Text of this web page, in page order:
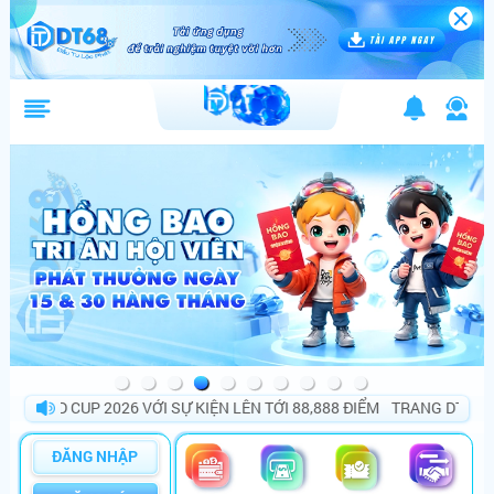
CUP 2026 VỚI SỰ KIỆN LÊN TỚI 88,888 ĐIỂM TRANG DT68
ĐĂNG NHẬP